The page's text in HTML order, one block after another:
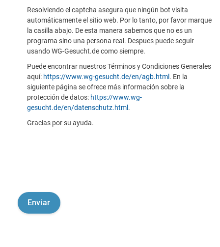
Resolviendo el captcha asegura que ningún bot visita
automáticamente el sitio web. Por lo tanto, por favor marque
la casilla abajo. De esta manera sabemos que no es un
programa sino una persona real. Despues puede seguir
usando WG-Gesucht.de como siempre.
Puede encontrar nuestros Términos y Condiciones Generales
aquí: https://www.wg-gesucht.de/en/agb.html . En la
siguiente página se ofrece más información sobre la
protección de datos: https://www.wg-
gesucht.de/en/datenschutz.html .
Gracias por su ayuda.